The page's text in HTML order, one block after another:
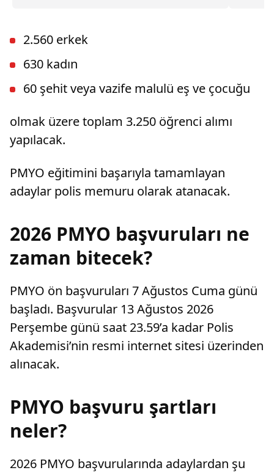
2.560 erkek
630 kadın
60 şehit veya vazife malulü eş ve çocuğu
olmak üzere toplam 3.250 öğrenci alımı
yapılacak.
PMYO eğitimini başarıyla tamamlayan
adaylar polis memuru olarak atanacak.
2026 PMYO başvuruları ne
zaman bitecek?
PMYO ön başvuruları 7 Ağustos Cuma günü
başladı. Başvurular 13 Ağustos 2026
Perşembe günü saat 23.59’a kadar Polis
Akademisi’nin resmi internet sitesi üzerinden
alınacak.
PMYO başvuru şartları
neler?
2026 PMYO başvurularında adaylardan şu